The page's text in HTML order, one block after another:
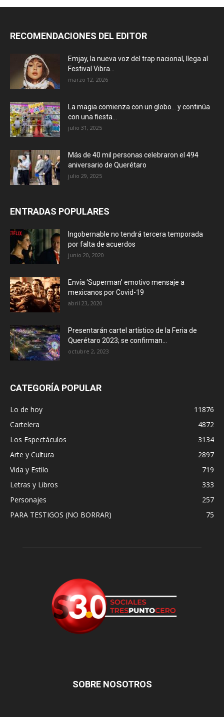
RECOMENDACIONES DEL EDITOR
Emjay, la nueva voz del trap nacional, llega al
Festival Vibra...
marzo 12, 2026
La magia comienza con un globo… y continúa
con una fiesta...
julio 31, 2025
Más de 40 mil personas celebraron el 494
aniversario de Querétaro
julio 29, 2025
ENTRADAS POPULARES
Ingobernable no tendrá tercera temporada
por falta de acuerdos
junio 20, 2020
Envía ‘Superman’ emotivo mensaje a
mexicanos por Covid-19
abril 23, 2020
Presentarán cartel artístico de la Feria de
Querétaro 2023; se confirman...
octubre 2, 2023
CATEGORÍA POPULAR
Lo de hoy
11876
Cartelera
4872
Los Espectáculos
3134
Arte y Cultura
2897
Vida y Estilo
719
Letras y Libros
333
Personajes
257
PARA TESTIGOS (NO BORRAR)
75
SOBRE NOSOTROS